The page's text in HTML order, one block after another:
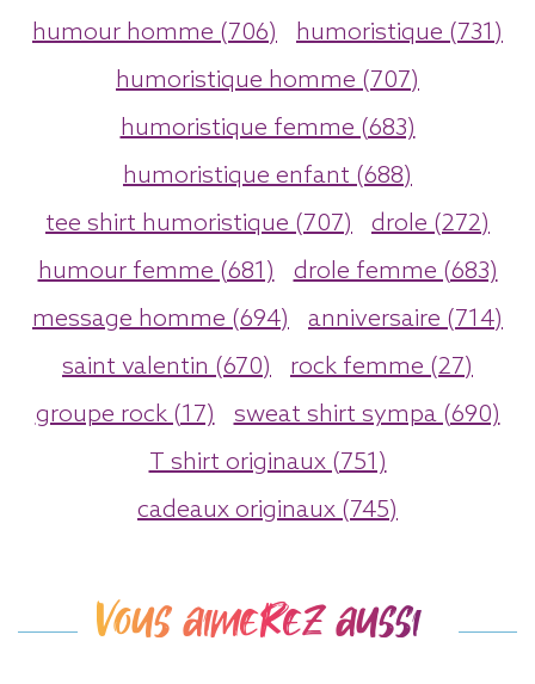
humour homme (706)
humoristique (731)
humoristique homme (707)
humoristique femme (683)
humoristique enfant (688)
tee shirt humoristique (707)
drole (272)
humour femme (681)
drole femme (683)
message homme (694)
anniversaire (714)
saint valentin (670)
rock femme (27)
groupe rock (17)
sweat shirt sympa (690)
T shirt originaux (751)
cadeaux originaux (745)
Vous aimerez aussi